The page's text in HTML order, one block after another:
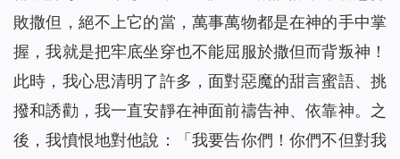
敗撒但，絕不上它的當，萬事萬物都是在神的手中掌
握，我就是把牢底坐穿也不能屈服於撒但而背叛神！
此時，我心思清明了許多，面對惡魔的甜言蜜語、挑
撥和誘勸，我一直安靜在神面前禱告神、依靠神。之
後，我憤恨地對他說：「我要告你們！你們不但對我